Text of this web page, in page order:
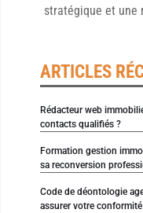
stratégique et une
ARTICLES
Rédacteur web
contacts qualifiés ?
Formation gestion
sa reconversion
Code de déontologie
assurer votre conformité